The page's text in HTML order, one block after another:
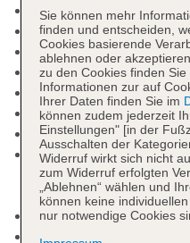
Hoteleröffnung: 1983
Letzte
Rezeption
Lift
Gartenanlage,
Pools: 3
Pool „PISCINA
Süßwasser, mit
Betten: gegen
Pool
Kinderpool
Sie können mehr
finden und entscheiden,
Cookies basierende
ablehnen oder
zu den Cookies finden Sie
Informationen zur auf
Ihrer Daten finden Sie im
können zudem jederzeit
Einstellungen" [in der
Ausschalten der
Widerruf wirkt sich nicht
zum Widerruf erfolgten
„Ablehnen“ wählen und
können keine
nur notwendige Cookies